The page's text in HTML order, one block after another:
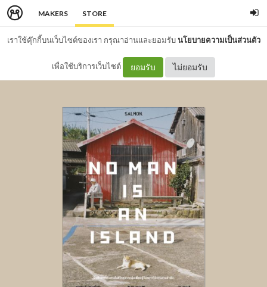
MAKERS STORE
เราใช้คุ๊กกี้บนเว็บไซต์ของเรา กรุณาอ่านและยอมรับนโยบายความเป็นส่วนตัว
เพื่อใช้บริการเว็บไซต์ ยอมรับ ไม่ยอมรับ